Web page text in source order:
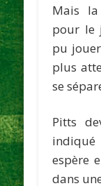
Mais
pour le
pu
plus
se
Pitts
espère
dans